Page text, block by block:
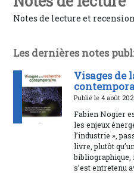
Notes de lecture et
Les dernières notes
Visages de
Publié le 4 août
Fabien Nogier
les enjeux
l’industrie »,
livre, plutôt
bibliographique,
s’est entretenu